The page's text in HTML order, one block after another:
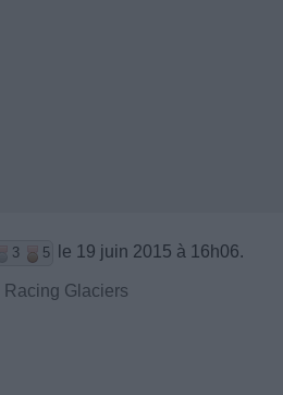
3 5 le 19 juin 2015 à 16h06.
Racing Glaciers